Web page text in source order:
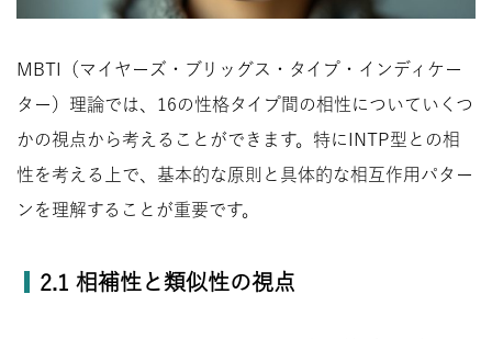
MBTI（マイヤーズ・ブリッグス・タイプ・インディケー
ター）理論では、16の性格タイプ間の相性についていくつ
かの視点から考えることができます。特にINTP型との相
性を考える上で、基本的な原則と具体的な相互作用パター
ンを理解することが重要です。
2.1 相補性と類似性の視点